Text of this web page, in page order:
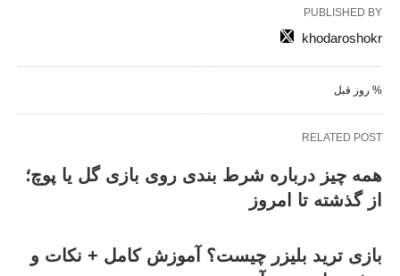
PUBLISHED BY
khodaroshokr
% روز قبل
RELATED POST
همه‌ چیز درباره شرط بندی روی بازی گل یا پوچ؛
از گذشته تا امروز
بازی ترید بلیزر چیست؟ آموزش کامل + نکات و